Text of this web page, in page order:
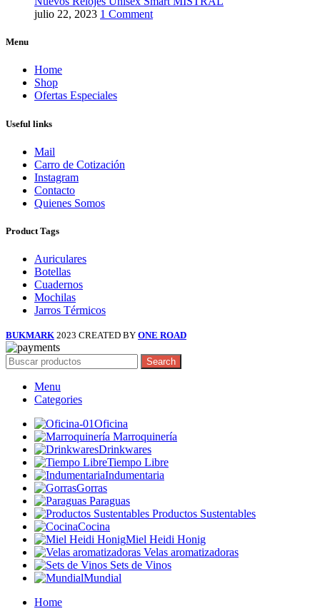
julio 22, 2023 1 Comment
Menu
Home
Shop
Ofertas Especiales
Useful links
Mail
Carro de Cotización
Instagram
Contacto
Quienes Somos
Product Tags
Auriculares
Botellas
Cuadernos
Mochilas
Jarros Térmicos
BUKMARK 2023 CREATED BY ONE ROAD
Search
Menu
Categories
Oficina
Marroquinería
Drinkwares
Tiempo Libre
Indumentaria
Gorras
Paraguas
Productos Sustentables
Cocina
Miel Heidi Honig
Velas aromatizadoras
Sets de Vinos
Mundial
Home